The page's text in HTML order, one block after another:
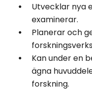
Utvecklar nya
examinerar.
Planerar och
Kan under en
ägna
forskning.